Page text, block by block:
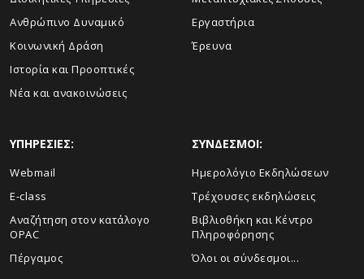
Ανθρώπινο Δυναμικό
Κοινωνική Δράση
Ιστορία και Προοπτικές
Νέα και ανακοινώσεις
Εργαστήρια
Έρευνα
ΥΠΗΡΕΣΙΕΣ:
Webmail
E-class
Αναζήτηση στον κατάλογο
OPAC
Πέργαμος
ΣΥΝΔΕΣΜΟΙ:
Ημερολόγιο Εκδηλώσεων
Τρέχουσες εκδηλώσεις
Βιβλιοθήκη και Κέντρο
Πληροφόρησης
Όλοι οι σύνδεσμοι...